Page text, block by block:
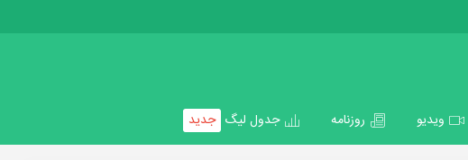
ویدیو روزنامه جدول لیگ جدید